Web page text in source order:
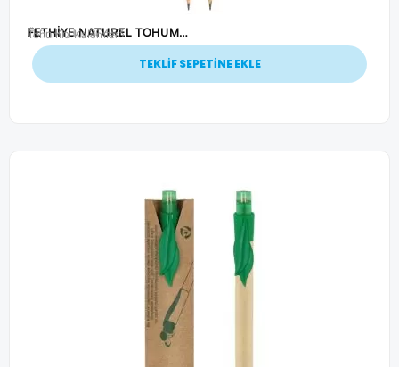
FETHİYE NATUREL TOHUMLU KURŞUN KALEM
Ürün Kodu: 20653
Tohumlu Kalemler
TEKLİF SEPETİNE EKLE